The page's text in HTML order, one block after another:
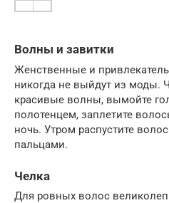
Волны и завитки
Женственные и
никогда не выйдут из моды.
красивые волны, вымойте
полотенцем, заплетите
ночь. Утром распустите
пальцами.
Челка
Для ровных волос